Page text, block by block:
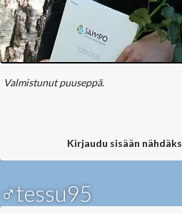
Valmistunut puuseppä.
Kirjaudu sisään
♂tessu95